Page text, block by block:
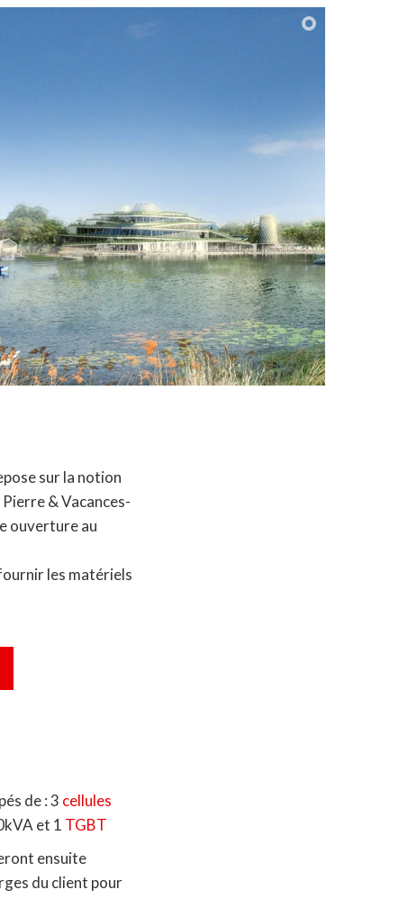
sur la notion
& Vacances-
ouverture au
les matériels
de : 3 cellules
et 1 TGBT
ensuite
du client pour